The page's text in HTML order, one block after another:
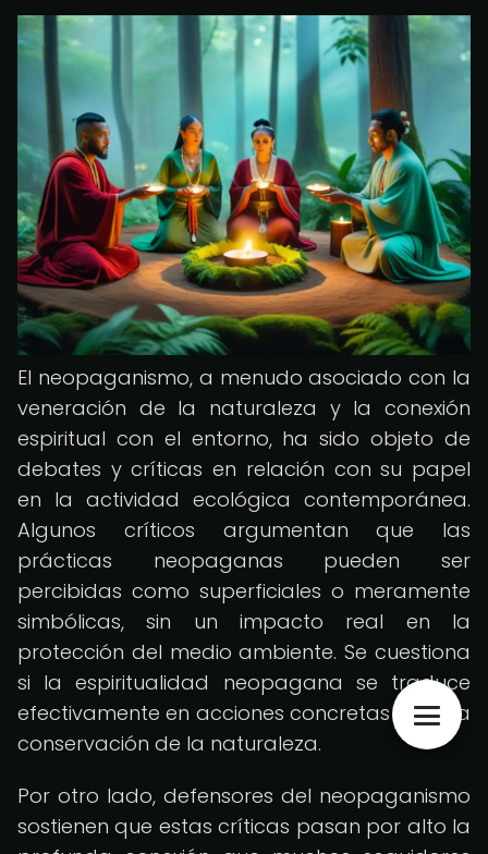
El neopaganismo, a menudo asociado con la
veneración de la naturaleza y la conexión
espiritual con el entorno, ha sido objeto de
debates y críticas en relación con su papel
en la actividad ecológica contemporánea.
Algunos críticos argumentan que las
prácticas neopaganas pueden ser
percibidas como superficiales o meramente
simbólicas, sin un impacto real en la
protección del medio ambiente. Se cuestiona
si la espiritualidad neopagana se traduce
efectivamente en acciones concretas para la
conservación de la naturaleza.
Por otro lado, defensores del neopaganismo
sostienen que estas críticas pasan por alto la